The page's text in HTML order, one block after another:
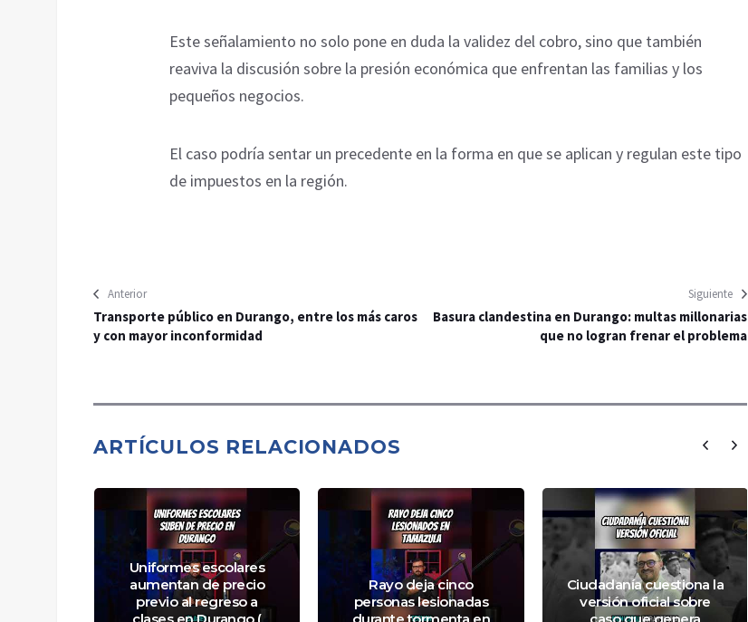
Este señalamiento no solo pone en duda la validez del cobro, sino que también
reaviva la discusión sobre la presión económica que enfrentan las familias y los
pequeños negocios.
El caso podría sentar un precedente en la forma en que se aplican y regulan este tipo
de impuestos en la región.
Anterior
Transporte público en Durango, entre los más caros
y con mayor inconformidad
Siguiente
Basura clandestina en Durango: multas millonarias
que no logran frenar el problema
ARTÍCULOS RELACIONADOS
Uniformes escolares
aumentan de precio
previo al regreso a
Rayo deja cinco
personas lesionadas
Ciudadanía cuestiona la
versión oficial sobre